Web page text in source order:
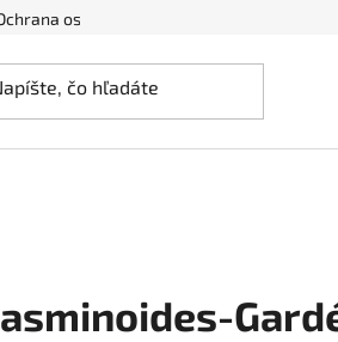
osobných údajov